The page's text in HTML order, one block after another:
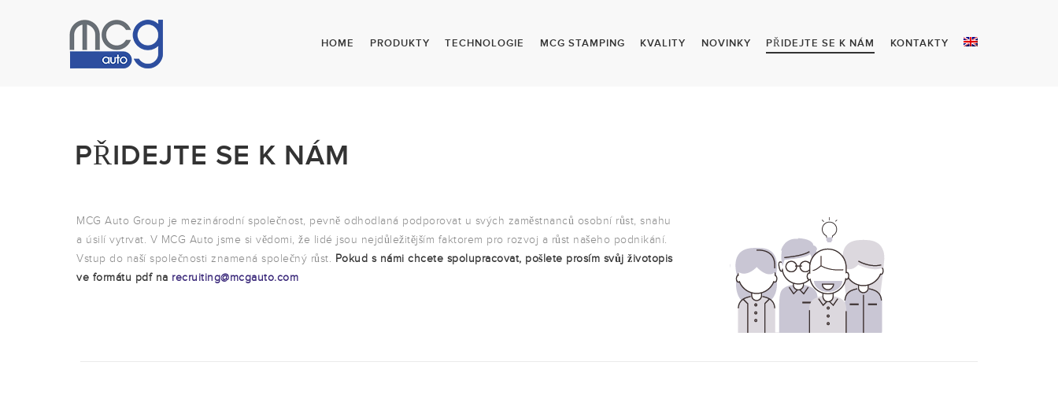
HOME PRODUKTY TECHNOLOGIE MCG STAMPING KVALITY NOVINKY PŘIDEJTE SE K NÁM KONTAKTY
PŘIDEJTE SE K NÁM
MCG Auto Group je mezinárodní společnost, pevně odhodlaná podporovat u svých zaměstnanců osobní růst, snahu
a úsilí vytrvat. V MCG Auto jsme si vědomi, že lidé jsou nejdůležitějším faktorem pro rozvoj a růst našeho podnikání.
Vstup do naší společnosti znamená společný růst. Pokud s námi chcete spolupracovat, pošlete prosím svůj životopis
ve formátu pdf na recruiting@mcgauto.com